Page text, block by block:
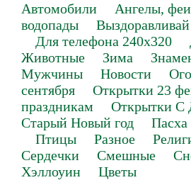
Автомобили Ангелы, феи
водопады
Выздоравливай
Для телефона 240х320
Животные
Зима
Мужчины
Новости
сентября
Открытки 23
праздникам
Открытки С
Старый Новый год
Пасха
Птицы
Разное
Сердечки
Смешные
Хэллоуин
Цветы